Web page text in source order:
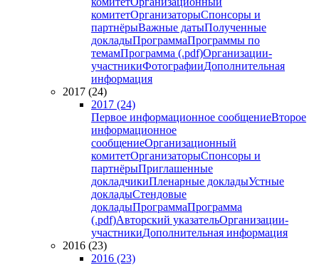
комитетОрганизаторыСпонсоры и
партнёрыВажные датыПолученные
докладыПрограммаПрограммы по
темамПрограмма (.pdf)Организации-
участникиФотографииДополнительная
информация
2017 (24)
2017 (24)
Первое информационное сообщениеВторое
информационное
сообщениеОрганизационный
комитетОрганизаторыСпонсоры и
партнёрыПриглашенные
докладчикиПленарные докладыУстные
докладыСтендовые
докладыПрограммаПрограмма
(.pdf)Авторский указательОрганизации-
участникиДополнительная информация
2016 (23)
2016 (23)